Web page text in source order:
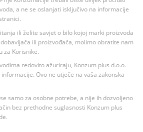
a ne se oslanjati isključivo na informacije
ili želite savjet o bilo kojoj marki proizvoda
ili proizvođača, molimo obratite nam
za Korisnike.
redovito ažuriraju, Konzum plus d.o.o.
Ovo ne utječe na vaša zakonska
samo za osobne potrebe, a nije ih dozvoljeno
bez prethodne suglasnosti Konzum plus